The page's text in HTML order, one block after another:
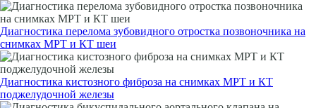
Диагностика перелома зубовидного отростка позвоночника на
снимках МРТ и КТ шеи
Диагностика кистозного фиброза на снимках МРТ и КТ
поджелудочной железы